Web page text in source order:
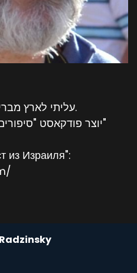
עליתי לארץ מבריה"מ לשעבר לפני כ30 שנה.
יוצר פודקאסט "סיפורים קטנים של העלייה הגדולה"
из Израиля":